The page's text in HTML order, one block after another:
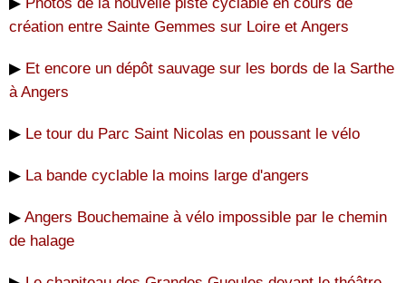
création entre Sainte Gemmes sur Loire et Angers
▶ Et encore un dépôt sauvage sur les bords de la Sarthe
à Angers
▶ Le tour du Parc Saint Nicolas en poussant le vélo
▶ La bande cyclable la moins large d'angers
▶ Angers Bouchemaine à vélo impossible par le chemin
de halage